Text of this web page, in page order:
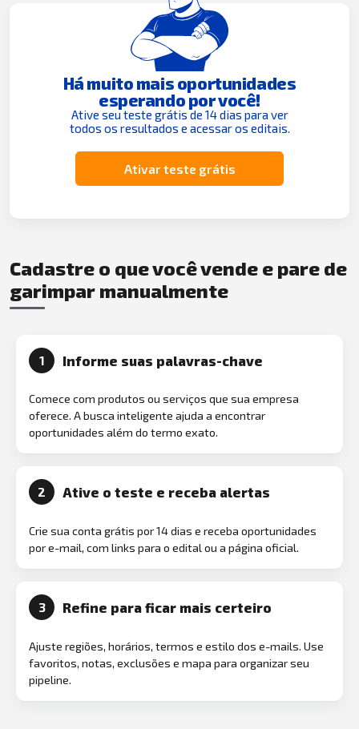
Há muito mais oportunidades
esperando por você!
Ative seu teste grátis de 14 dias para ver
todos os resultados e acessar os editais.
Ativar teste grátis
Cadastre o que você vende e pare de
garimpar manualmente
1 Informe suas palavras-chave
Comece com produtos ou serviços que sua empresa
oferece. A busca inteligente ajuda a encontrar
oportunidades além do termo exato.
2 Ative o teste e receba alertas
Crie sua conta grátis por 14 dias e receba oportunidades
por e-mail, com links para o edital ou a página oficial.
3 Refine para ficar mais certeiro
Ajuste regiões, horários, termos e estilo dos e-mails. Use
favoritos, notas, exclusões e mapa para organizar seu
pipeline.